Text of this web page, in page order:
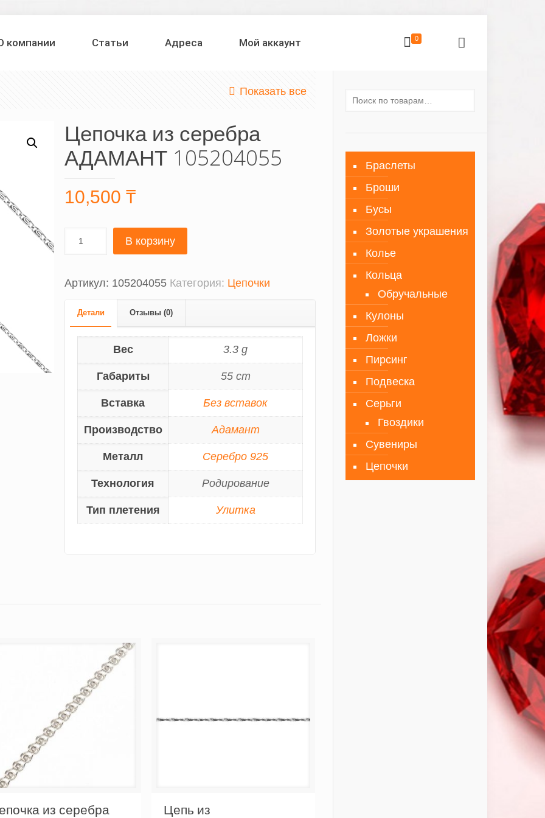
компании Статьи Адреса Мой аккаунт 0
Показать все
Цепочка из серебра
АДАМАНТ 105204055
10,500 ₸
В корзину
Артикул: 105204055 Категория: Цепочки
Детали Отзывы (0)
Вес 3.3 g
Габариты 55 cm
Вставка Без вставок
Производство Адамант
Металл Серебро 925
Технология Родирование
Тип плетения Улитка
из серебра
Цепь из
Браслеты
Броши
Бусы
Золотые украшения
Колье
Кольца
Обручальные
Кулоны
Ложки
Пирсинг
Подвеска
Серьги
Гвоздики
Сувениры
Цепочки